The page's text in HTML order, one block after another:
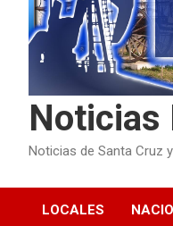
Noticias
Noticias de Santa Cruz
LOCALES